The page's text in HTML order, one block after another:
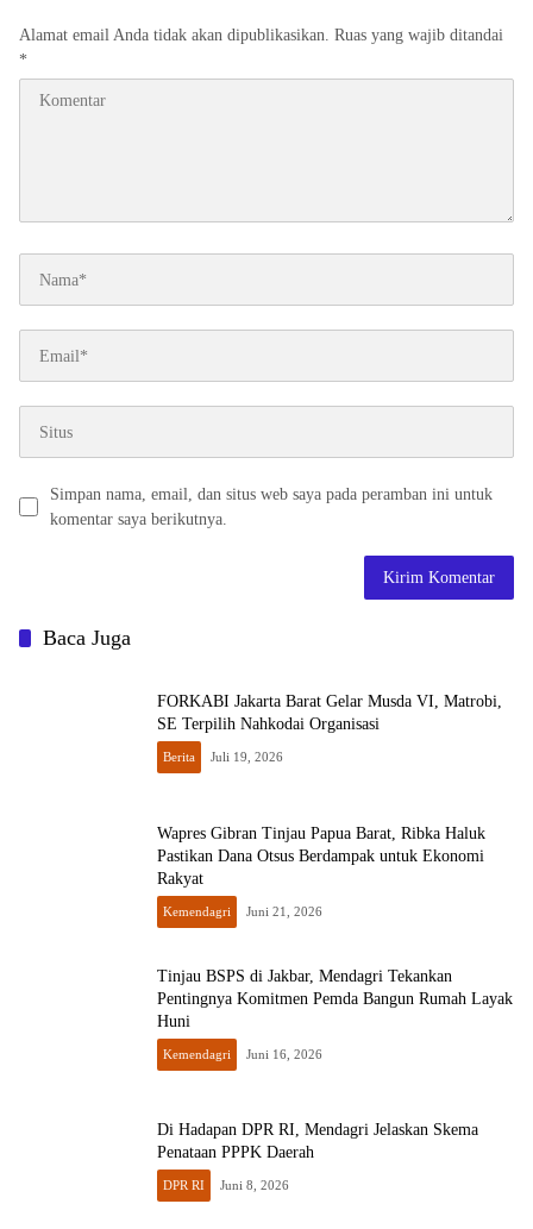
Alamat email Anda tidak akan dipublikasikan. Ruas yang wajib ditandai
*
Simpan nama, email, dan situs web saya pada peramban ini untuk
komentar saya berikutnya.
Baca Juga
FORKABI Jakarta Barat Gelar Musda VI, Matrobi,
SE Terpilih Nahkodai Organisasi
Berita Juli 19, 2026
Wapres Gibran Tinjau Papua Barat, Ribka Haluk
Pastikan Dana Otsus Berdampak untuk Ekonomi
Rakyat
Kemendagri Juni 21, 2026
Tinjau BSPS di Jakbar, Mendagri Tekankan
Pentingnya Komitmen Pemda Bangun Rumah Layak
Huni
Kemendagri Juni 16, 2026
Di Hadapan DPR RI, Mendagri Jelaskan Skema
Penataan PPPK Daerah
DPR RI Juni 8, 2026